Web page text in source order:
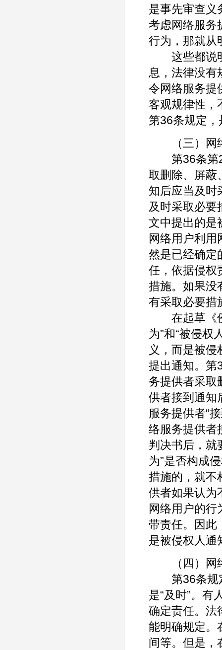
是事先审查义
考虑网络服务
行为，那就从
这些都说明
息，法律没有
令网络服务提
客观规律性，
第36条规定
（三）网络
第36条第2
取删除、屏蔽
知后应当及时
及时采取必要
文中提出的是
网络用户利用
然是已经确定
任，依据侵权
措施。如果没
有采取必要措
在起草《侵
为”和“被侵权
义，而是被
提出通知。第
务提供者采取
供者接到通知
服务提供者“
络服务提供者
判决书后，就
为”是否构成
措施的，就不
供者如果认为
网络用户的行
带责任。因此
是被侵权人通
（四）网络
第36条规定
是“及时”。有
确定责任。法
能明确规定。
间等。但是，